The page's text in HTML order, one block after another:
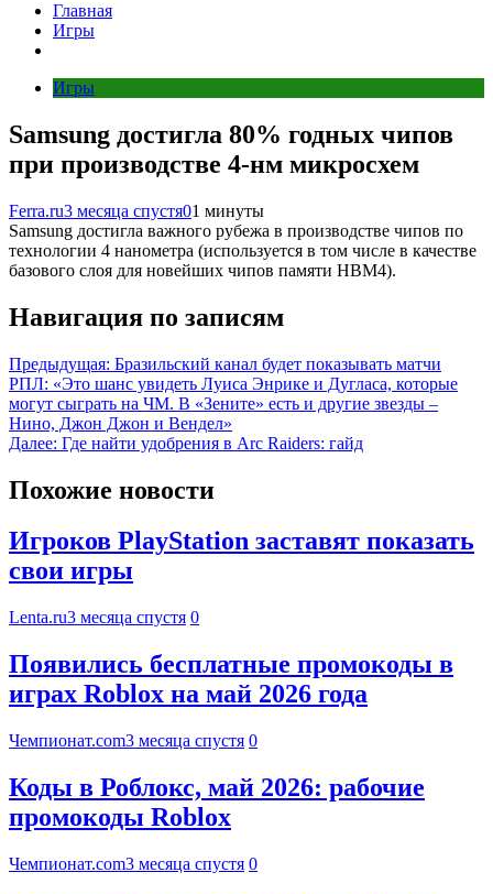
Главная
Игры
Игры
Samsung достигла 80% годных чипов
при производстве 4‑нм микросхем
Ferra.ru3 месяца спустя01 минуты
Samsung достигла важного рубежа в производстве чипов по
технологии 4 нанометра (используется в том числе в качестве
базового слоя для новейших чипов памяти HBM4).
Навигация по записям
Предыдущая: Бразильский канал будет показывать матчи
РПЛ: «Это шанс увидеть Луиса Энрике и Дугласа, которые
могут сыграть на ЧМ. В «Зените» есть и другие звезды –
Нино, Джон Джон и Вендел»
Далее: Где найти удобрения в Arc Raiders: гайд
Похожие новости
Игроков PlayStation заставят показать
свои игры
Lenta.ru3 месяца спустя 0
Появились бесплатные промокоды в
играх Roblox на май 2026 года
Чемпионат.com3 месяца спустя 0
Коды в Роблокс, май 2026: рабочие
промокоды Roblox
Чемпионат.com3 месяца спустя 0